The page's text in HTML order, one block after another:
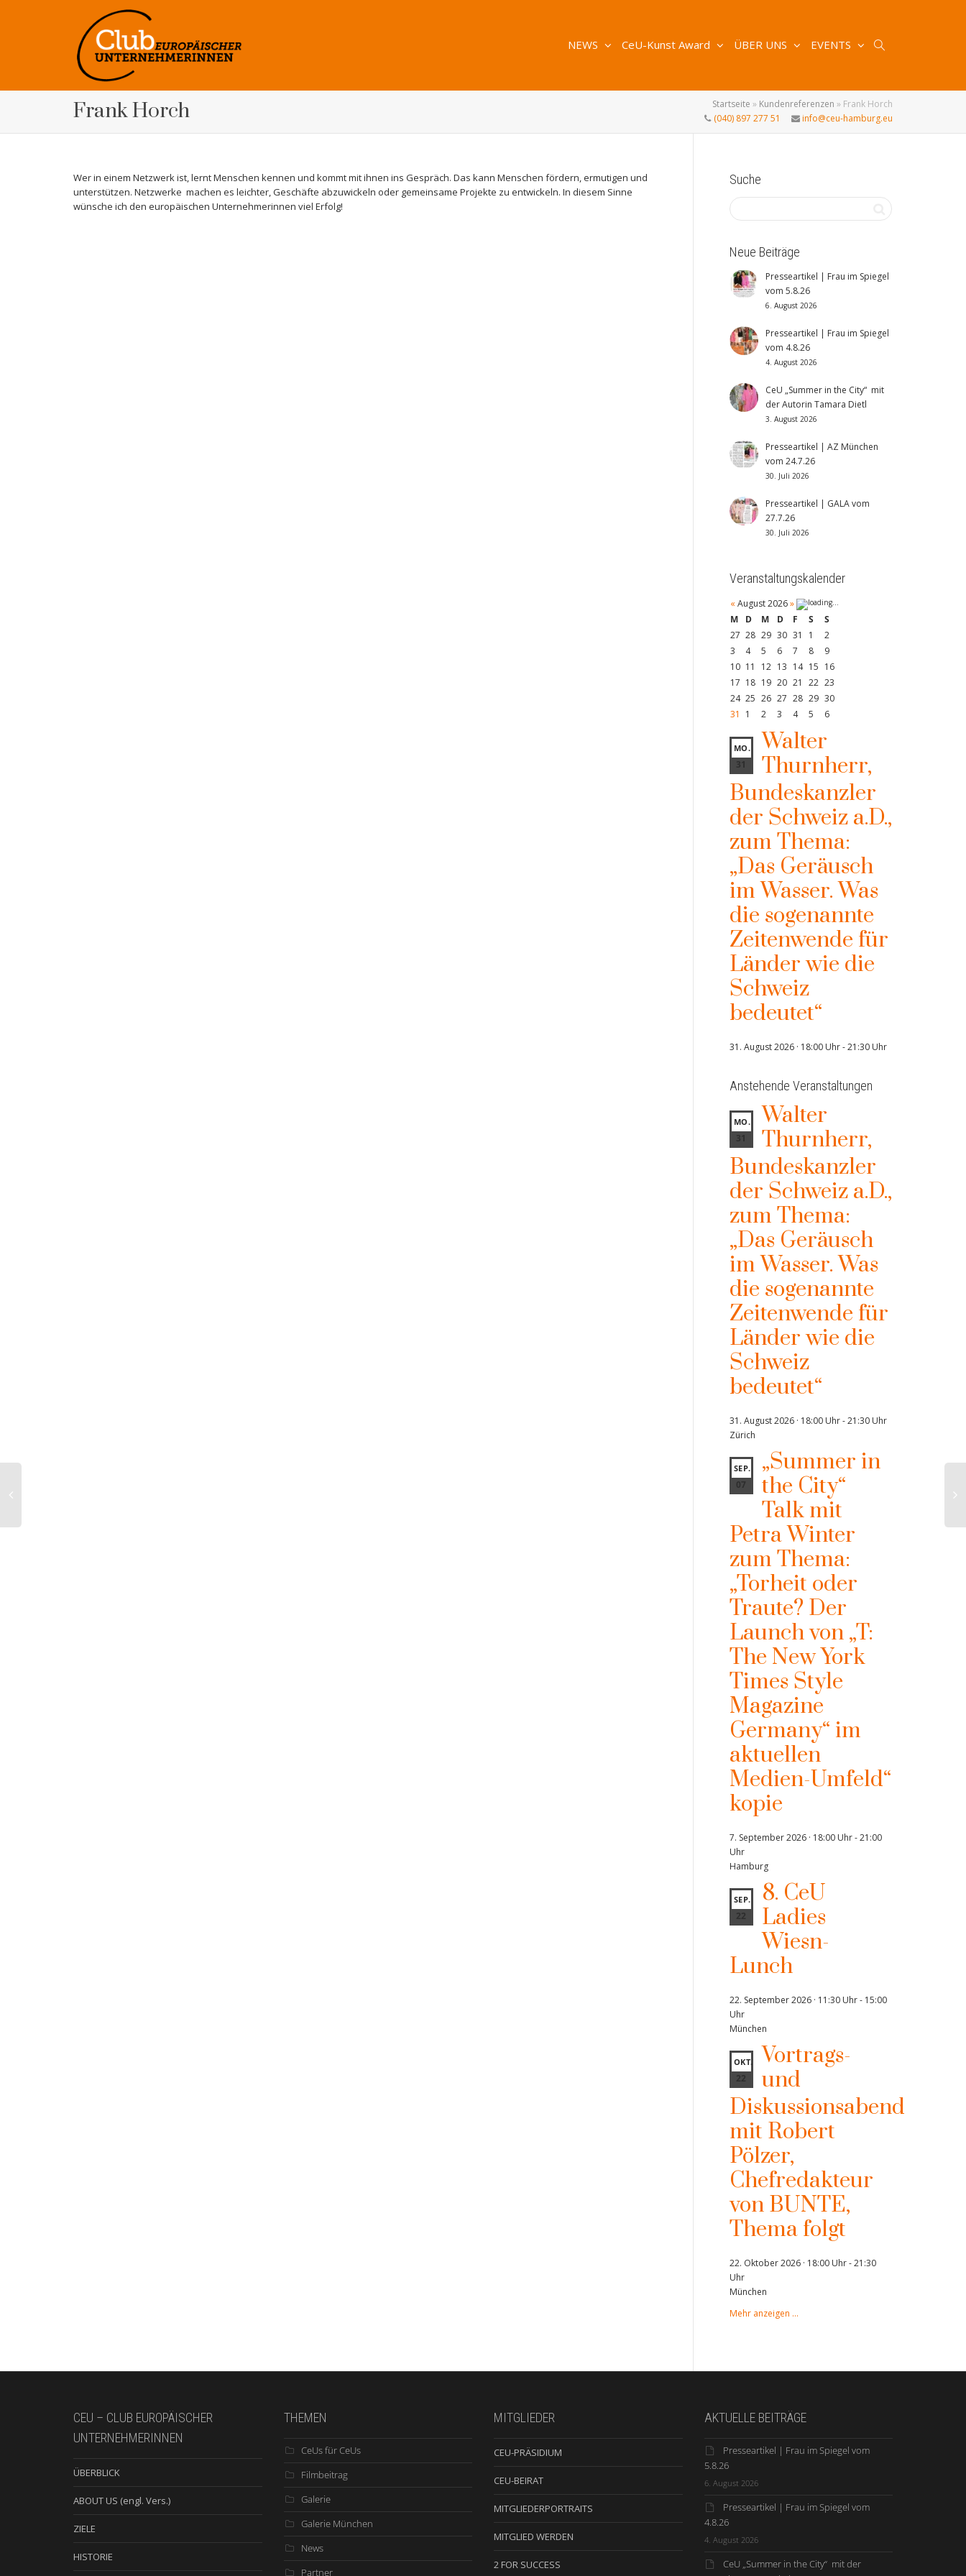
NEWS CeU-Kunst Award ÜBER UNS EVENTS
Frank Horch Startseite » Kundenreferenzen » Frank Horch
(040) 897 277 51
info@ceu-hamburg.eu
Wer in einem Netzwerk ist, lernt Menschen kennen und kommt mit ihnen ins Gespräch. Das kann Menschen fördern, ermutigen und
unterstützen. Netzwerke machen es leichter, Geschäfte abzuwickeln oder gemeinsame Projekte zu entwickeln. In diesem Sinne
wünsche ich den europäischen Unternehmerinnen viel Erfolg!
Suche
Neue Beiträge
Presseartikel | Frau im Spiegel
vom 5.8.26
6. August 2026
Presseartikel | Frau im Spiegel
vom 4.8.26
4. August 2026
CeU „Summer in the City“ mit
der Autorin Tamara Dietl
3. August 2026
Presseartikel | AZ München
vom 24.7.26
30. Juli 2026
Presseartikel | GALA vom
27.7.26
30. Juli 2026
Veranstaltungskalender
« August 2026 »
M
D M D F S
S
27 28 29 30 31 1
2
3
4 5 6 7 8
9
10 11 12 13 14 15 16
17 18 19 20 21 22 23
24 25 26 27 28 29 30
31
1 2 3 4 5 6
MO.
31
Walter
Thurnherr,
Bundeskanzler
der Schweiz a.D.,
zum Thema:
„Das Geräusch
im Wasser. Was
die sogenannte
Zeitenwende für
Länder wie die
Schweiz
bedeutet“
31. August 2026 · 18:00 Uhr-21:30 Uhr
Anstehende Veranstaltungen
MO.
31
Walter
Thurnherr,
Bundeskanzler
der Schweiz a.D.,
zum Thema:
„Das Geräusch
im Wasser. Was
die sogenannte
Zeitenwende für
Länder wie die
Schweiz
bedeutet“
31. August 2026 · 18:00 Uhr-21:30 Uhr
Zürich
SEP.
07
„Summer in
the City“
Talk mit
Petra Winter
zum Thema:
„Torheit oder
Traute? Der
Launch von „T:
The New York
Times Style
Magazine
Germany“ im
aktuellen
Medien-Umfeld“
kopie
7. September 2026 · 18:00 Uhr-21:00
Uhr
Hamburg
SEP.
22
8. CeU
Ladies
Wiesn-
Lunch
22. September 2026 · 11:30 Uhr- 15:00
Uhr
München
OKT.
22
Vortrags-
und
Diskussionsabend
mit Robert
Pölzer,
Chefredakteur
von BUNTE,
Thema folgt
22. Oktober 2026 · 18:00 Uhr-21:30
Uhr
München
Mehr anzeigen …
CEU – CLUB EUROPÄISCHER
UNTERNEHMERINNEN
ÜBERBLICK
ABOUT US (engl. Vers.)
ZIELE
HISTORIE
THEMEN
CeUs für CeUs
Filmbeitrag
Galerie
Galerie München
News
Partner
MITGLIEDER
CEU-PRÄSIDIUM
CEU-BEIRAT
MITGLIEDERPORTRAITS
MITGLIED WERDEN
2 FOR SUCCESS
AKTUELLE BEITRÄGE
Presseartikel | Frau im Spiegel vom
5.8.26
6. August 2026
Presseartikel | Frau im Spiegel vom
4.8.26
4. August 2026
CeU „Summer in the City“ mit der